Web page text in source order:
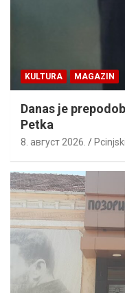
KULTURA MAGAZIN
Danas je
Petka
8. август 2026.